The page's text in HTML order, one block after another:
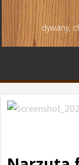
dywany,